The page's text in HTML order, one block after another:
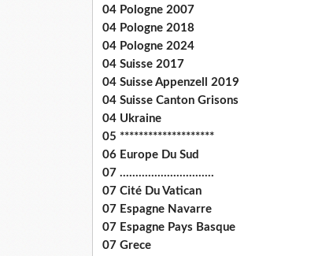
04 Pologne 2007
04 Pologne 2018
04 Pologne 2024
04 Suisse 2017
04 Suisse Appenzell 2019
04 Suisse Canton Grisons
04 Ukraine
05 ********************
06 Europe Du Sud
07 ..............................
07 Cité Du Vatican
07 Espagne Navarre
07 Espagne Pays Basque
07 Grece